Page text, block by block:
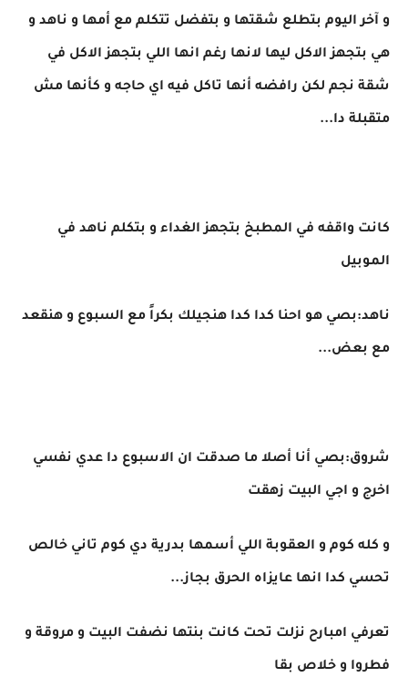
و آخر اليوم بتطلع شقتها و بتفضل تتكلم مع أمها و ناهد و
هي بتجهز الاكل ليها لانها رغم انها اللي بتجهز الاكل في
شقة نجم لكن رافضه أنها تاكل فيه اي حاجه و كأنها مش
متقبلة دا...
كانت واقفه في المطبخ بتجهز الغداء و بتكلم ناهد في
الموبيل
ناهد:بصي هو احنا كدا كدا هنجيلك بكراً مع السبوع و هنقعد
مع بعض...
شروق:بصي أنا أصلا ما صدقت ان الاسبوع دا عدي نفسي
اخرج و اجي البيت زهقت
و كله كوم و العقوبة اللي أسمها بدرية دي كوم تاني خالص
تحسي كدا انها عايزاه الحرق بجاز...
تعرفي امبارح نزلت تحت كانت بنتها نضفت البيت و مروقة و
فطروا و خلاص بقا